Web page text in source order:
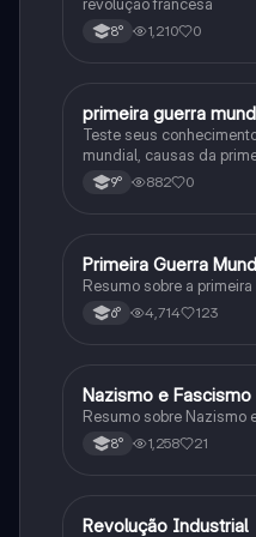
8° 1,210 0
História
primeira guerra
Teste seus
mundial, causas da
consequências da
primeira guerra mundial
9° 882 0
História
Primeira Guerra
Resumo sobre a
6° 4,714 123
História
Nazismo e Fascismo
Resumo sobre Nazismo
8° 1,258 21
História
Revolução Industrial